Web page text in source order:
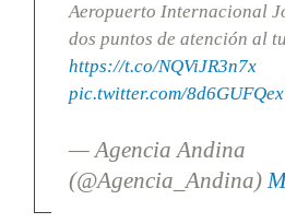
Aeropuerto Internacional
dos puntos de atención al
https://t.co/NQViJR3n7x
pic.twitter.com/
— Agencia Andina
(@Agencia_Andina)